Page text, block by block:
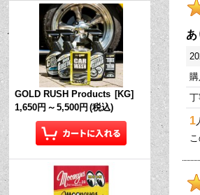
GOLD RUSH Products [KG]
1,650円 ～ 5,500円 (税込)
あ
1